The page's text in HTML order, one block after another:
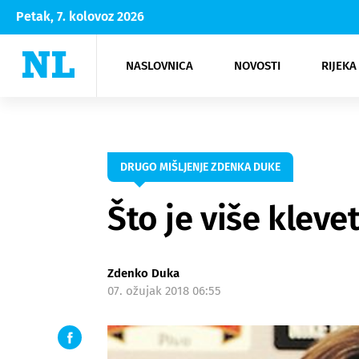
Petak, 7. kolovoz 2026
NASLOVNICA NOVOSTI
Rijeka Opatija
NK
Moda
Kultura
DRUGO MIŠLJENJE ZDENKA DUKE
Što je više
Zdenko Duka
07. ožujak 2018 06:55